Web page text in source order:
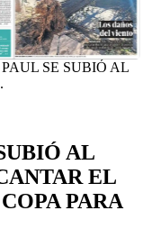
SE SUBIÓ AL
AL
EL
PARA